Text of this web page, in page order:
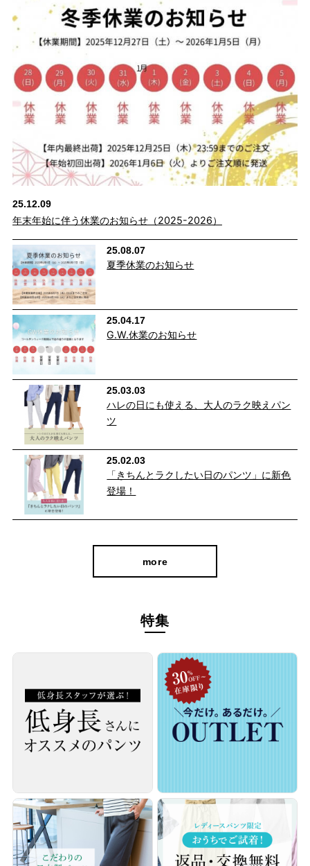
動きやすくて暖かい、冬のお出かけパンツ。
ややゆとりのあるシルエットで脚を長く見せながら、暖かく軽い
着心地。上品さと実用性を両立した美動シリーズの新作です。
25.12.09
年末年始に伴う休業のお知らせ（2025-2026）
25.08.07
夏季休業のお知らせ
25.04.17
G.W.休業のお知らせ
25.03.03
ハレの日にも使える、大人のラク映えパン
ツ
25.02.03
「きちんとラクしたい日のパンツ」に新色
登場！
more
特集